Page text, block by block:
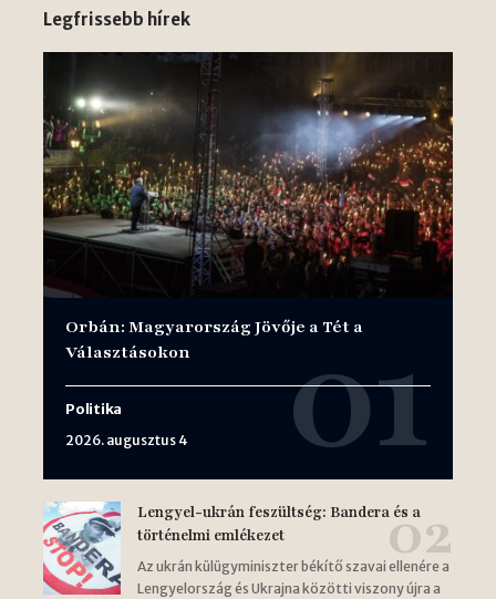
Legfrissebb hírek
Orbán: Magyarország Jövője a Tét a
Választásokon
Politika
2026. augusztus 4
Lengyel-ukrán feszültség: Bandera és a
történelmi emlékezet
Az ukrán külügyminiszter békítő szavai ellenére a
Lengyelország és Ukrajna közötti viszony újra a